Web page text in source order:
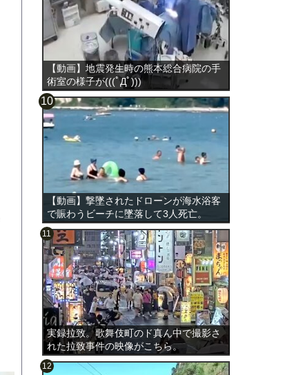
【動画】地震発生時の熊本総合病院の手
術室の様子が(((ﾟДﾟ)))
【動画】撃墜されたドローンが海水浴客
で賑わうビーチに墜落して3人死亡。
実録拉致。歌舞伎町のド真ん中で撮影さ
れた拉致事件の映像がこちら。